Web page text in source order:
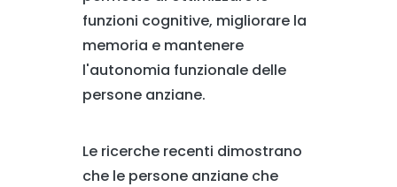
funzioni cognitive, migliorare la
memoria e mantenere
l'autonomia funzionale delle
persone anziane.
Le ricerche recenti dimostrano
che le persone anziane che